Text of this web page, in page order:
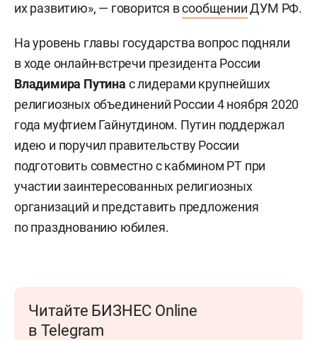
их развитию», — говорится всообщенииДУМ РФ.
На уровень главы государства вопрос подняли
в ходе онлайн-встречи президента России
Владимира Путина с лидерами крупнейших
религиозных объединений России 4 ноября 2020
года муфтием Гайнутдином. Путин поддержал
идею и поручил правительству России
подготовить совместно с кабмином РТ при
участии заинтересованных религиозных
организаций и представить предложения
по празднованию юбилея.
Читайте БИЗНЕС Online
в Telegram